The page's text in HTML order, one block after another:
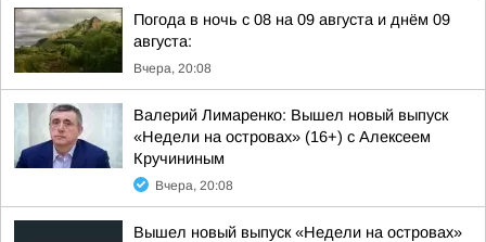
Погода в ночь с 08 на 09 августа и днём 09
августа:
Вчера, 20:08
Валерий Лимаренко: Вышел новый выпуск
«Недели на островах» (16+) с Алексеем
Кручининым
Вчера, 20:08
Вышел новый выпуск «Недели на островах»